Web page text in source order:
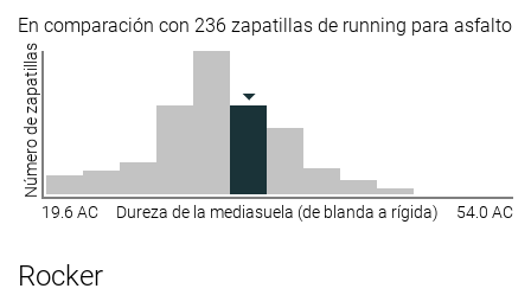
En comparación con 236 zapatillas de running para asfalto
Número de zapatillas
19.6 AC Dureza de la mediasuela (de blanda a rígida) 54.0 AC
Rocker